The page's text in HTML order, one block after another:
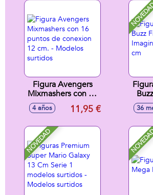
Figura Avengers
Mixmashers con 16
puntos de
conexion 12 cm. -
4 años 11,95 € 36
NOVEDAD